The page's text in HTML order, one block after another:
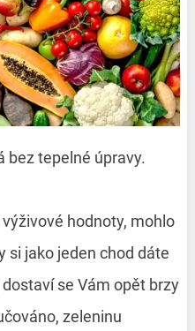
bez tepelné úpravy.
hodnoty, mohlo
si jako jeden chod dáte
se Vám opět brzy
zeleninu